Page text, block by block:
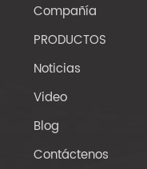
Compañía
PRODUCTOS
Noticias
Video
Blog
Contáctenos